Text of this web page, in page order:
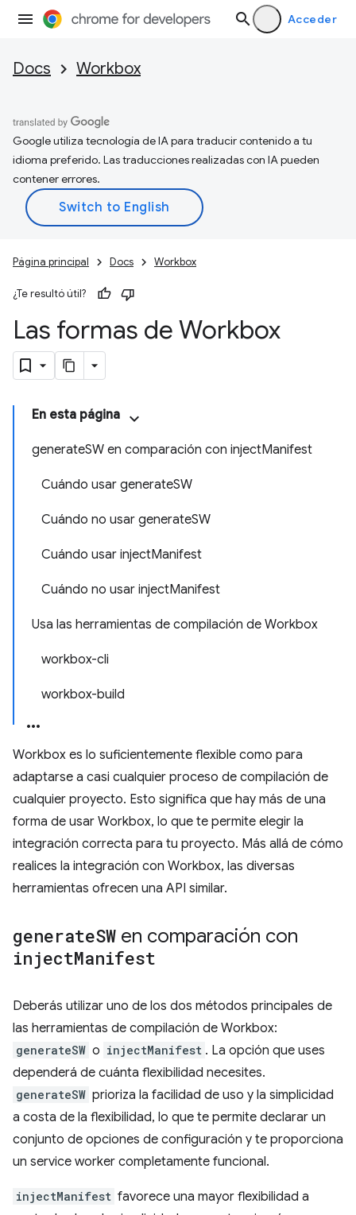
Acceder
Docs Workbox
Google utiliza tecnología de IA para traducir contenido a tu
idioma preferido. Las traducciones realizadas con IA pueden
contener errores.
Página principal Docs Workbox
¿Te resultó útil?
Las formas de Workbox
En esta página
generateSW en comparación con injectManifest
Cuándo usar generateSW
Cuándo no usar generateSW
Cuándo usar injectManifest
Cuándo no usar injectManifest
Usa las herramientas de compilación de Workbox
workbox-cli
workbox-build
Workbox es lo suficientemente flexible como para
adaptarse a casi cualquier proceso de compilación de
cualquier proyecto. Esto significa que hay más de una
forma de usar Workbox, lo que te permite elegir la
integración correcta para tu proyecto. Más allá de cómo
realices la integración con Workbox, las diversas
herramientas ofrecen una API similar.
generateSW en comparación con
injectManifest
Deberás utilizar uno de los dos métodos principales de
las herramientas de compilación de Workbox:
generateSW o injectManifest . La opción que uses
dependerá de cuánta flexibilidad necesites.
generateSW prioriza la facilidad de uso y la simplicidad
a costa de la flexibilidad, lo que te permite declarar un
conjunto de opciones de configuración y te proporciona
un service worker completamente funcional.
injectManifest favorece una mayor flexibilidad a